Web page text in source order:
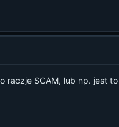
SCAM, lub np. jest